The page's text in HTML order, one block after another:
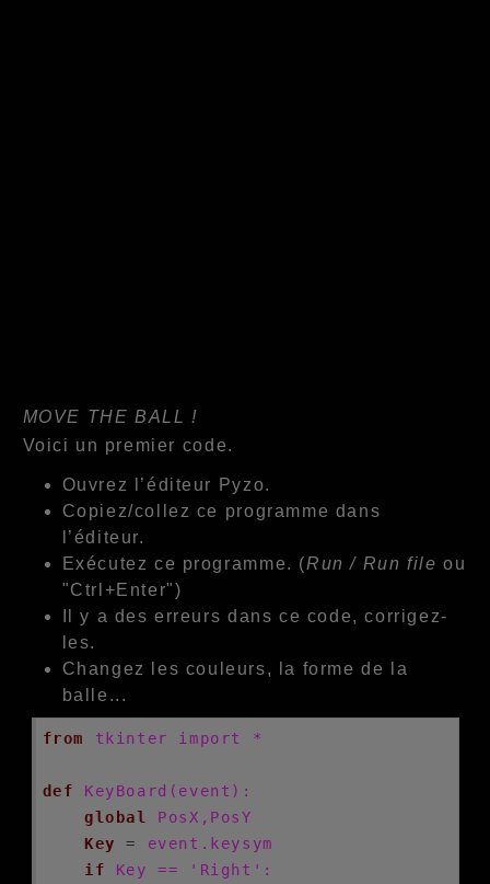
MOVE THE BALL !
Voici un premier code.
Ouvrez l’éditeur Pyzo.
Copiez/collez ce programme dans
l’éditeur.
Exécutez ce programme. (Run / Run file ou
"Ctrl+Enter")
Il y a des erreurs dans ce code, corrigez-
les.
Changez les couleurs, la forme de la
balle...
from tkinter import *
def
KeyBoard(event):
global
PosX,PosY
Key
= event.keysym
if
Key == 'Right':